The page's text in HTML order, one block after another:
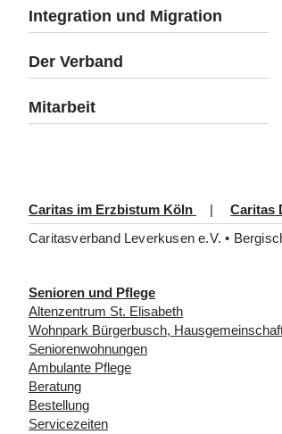
Integration und Migration
Der Verband
Mitarbeit
Caritas im Erzbistum Köln | Caritas
Caritasverband Leverkusen e.V. •
Senioren und Pflege
Altenzentrum St. Elisabeth
Wohnpark Bürgerbusch,
Seniorenwohnungen
Ambulante Pflege
Beratung
Bestellung
Servicezeiten